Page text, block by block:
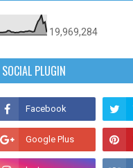
19,969,284
SOCIAL PLUGIN